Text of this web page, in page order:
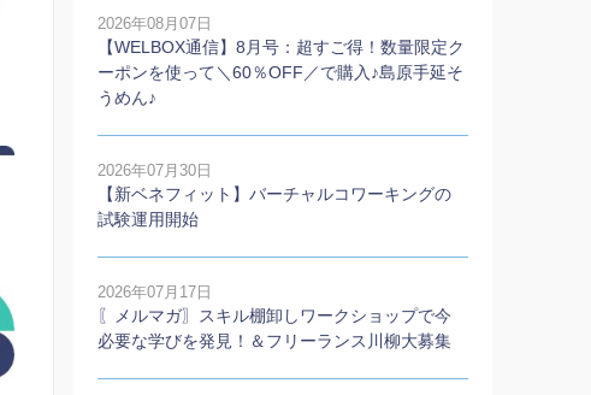
2026年08月07日
【WELBOX通信】8月号：超すご得！数量限定ク
ーポンを使って＼60％OFF／で購入♪島原手延そ
うめん♪
2026年07月30日
【新ベネフィット】バーチャルコワーキングの
試験運用開始
2026年07月17日
〖メルマガ〗スキル棚卸しワークショップで今
必要な学びを発見！＆フリーランス川柳大募集